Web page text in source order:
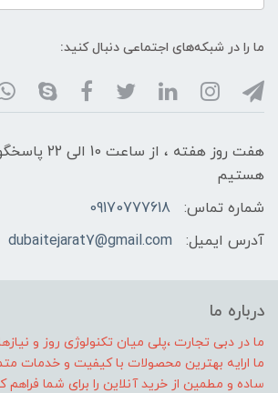
ما را در شبکه‌های اجتماعی دنبال کنید:
هفت روز هفته ، از
هستیم
شماره تماس:
09170777618
آدرس ایمیل:
dubaitejarat7@gmail.com
درباره ما
ما در دبی تجارت ،پلی میان تکنولوژی روز و
ما ارایه بهترین محصولات با کیفیت و خدمات
ساده و مطمین از خرید آنلاین را برای شما فراهم